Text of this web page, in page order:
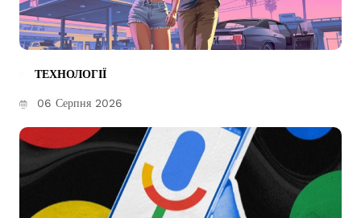
ТЕХНОЛОГІЇ
06 Серпня 2026